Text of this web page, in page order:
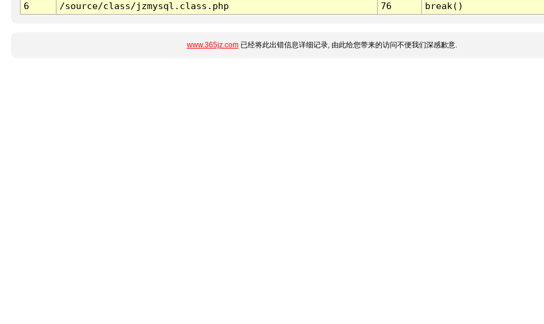
6
/source/class/jzmysql.class.php 76 break()
www.365jz.com已经将此出错信息详细记录, 由此给您带来的访问不便我们深感歉意.